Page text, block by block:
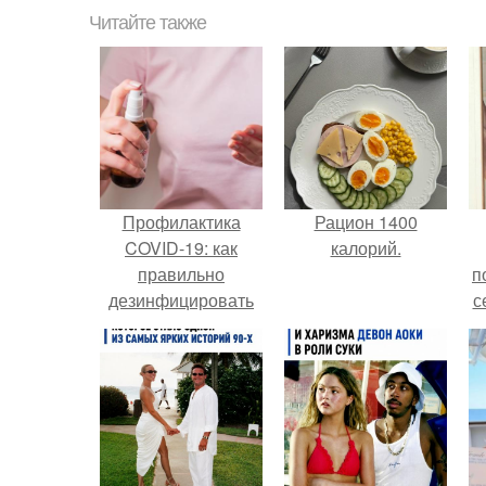
Читайте также
Профилактика
COVID-19: как
правильно
дезинфицировать
гаджеты
Рацион 1400
калорий.